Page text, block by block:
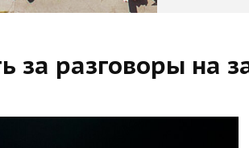
за разговоры на